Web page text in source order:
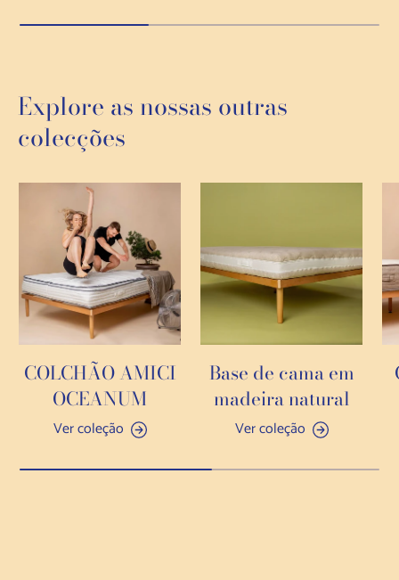
Explore as nossas outras
colecções
COLCHÃO AMICI
OCEANUM
Ver coleção
Base de cama em
madeira natural
Ver coleção